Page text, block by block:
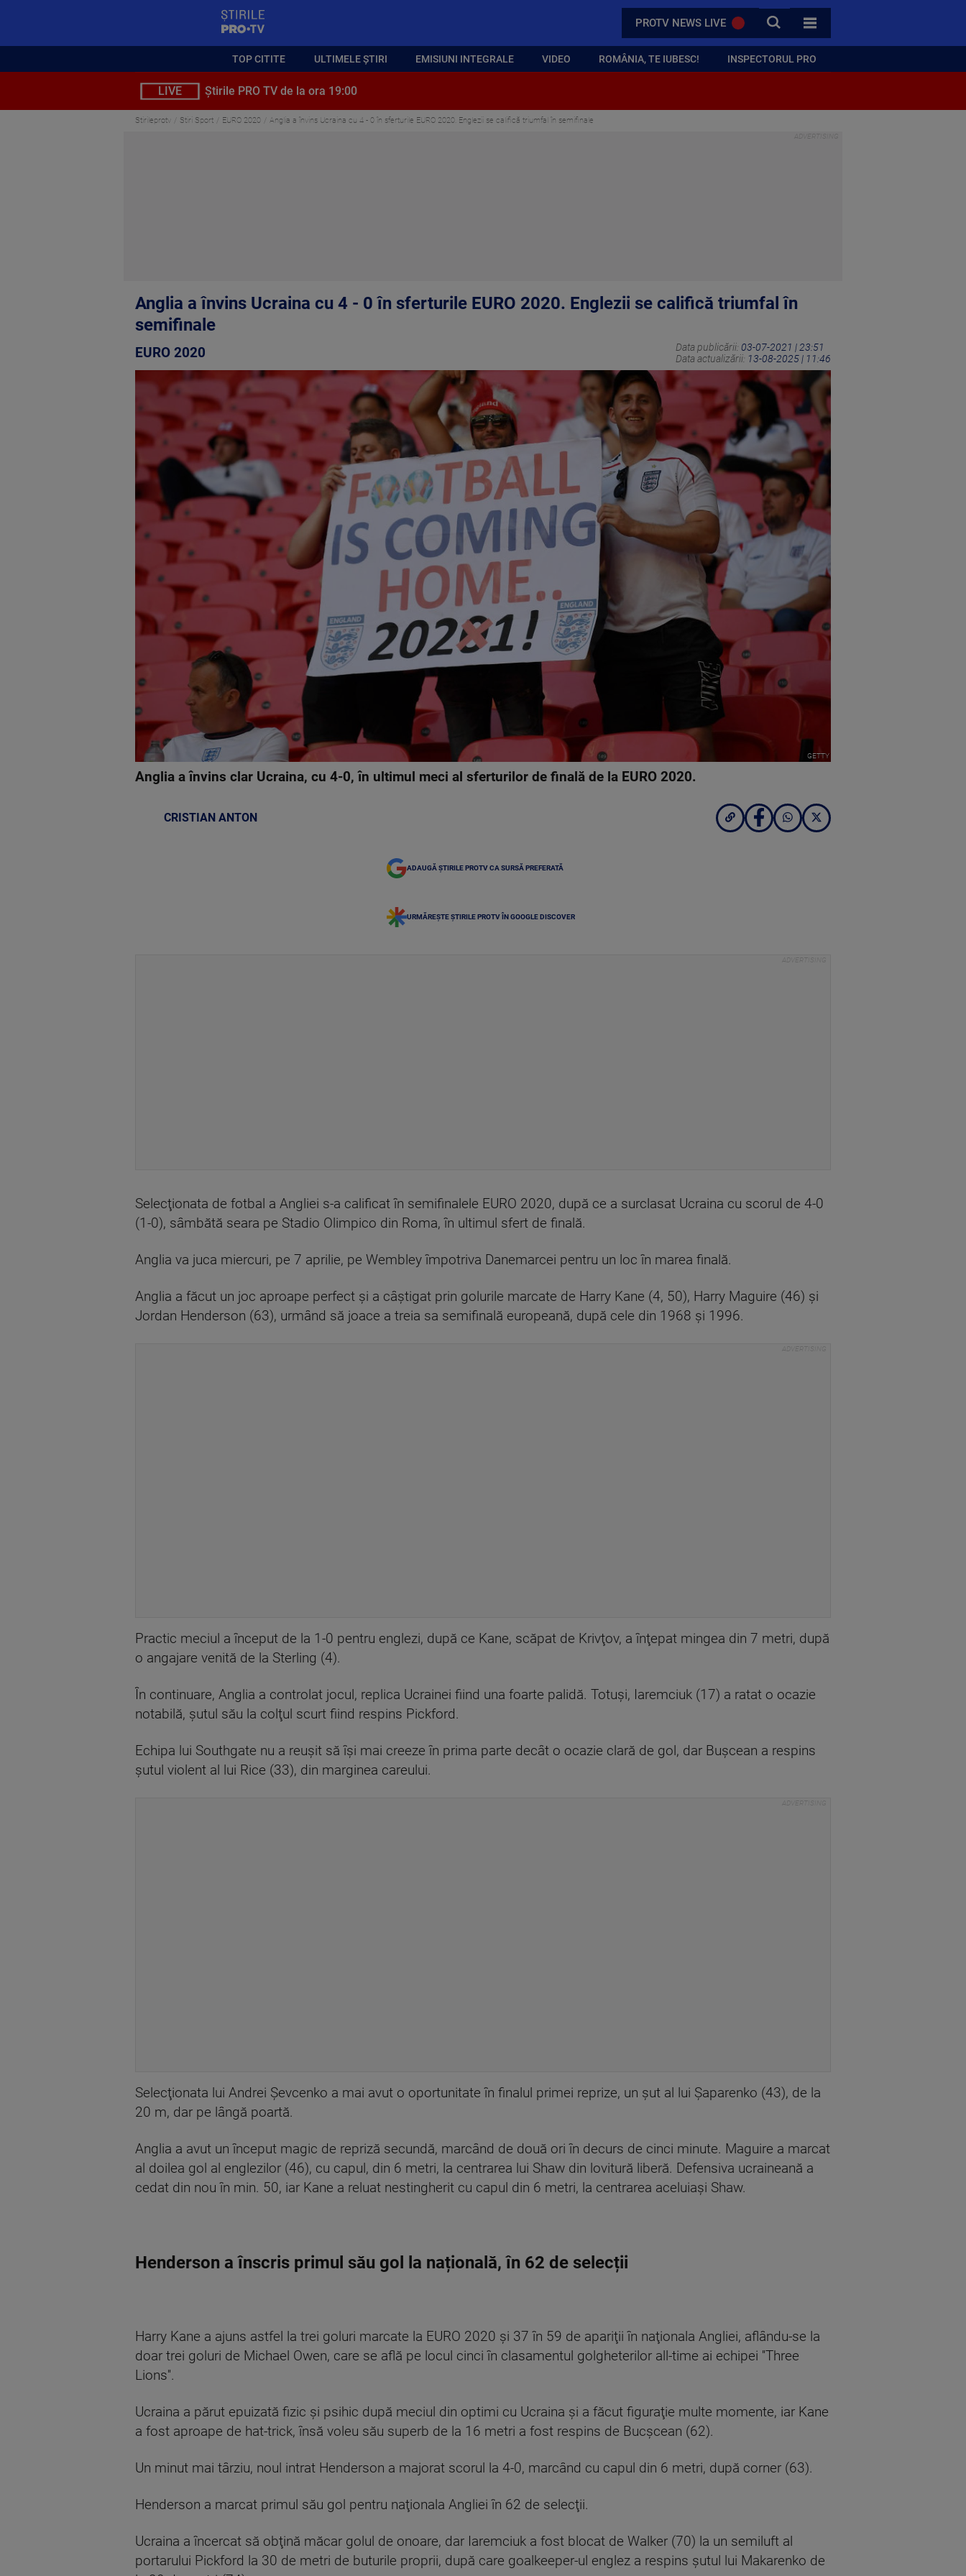
PROTV NEWS LIVE CAUTA
TOATE CATEGORIILE
TOP CITITE ULTIMELE ȘTIRI EMISIUNI INTEGRALE VIDEO ROMÂNIA, TE IUBESC! INSPECTORUL PRO
LIVE Știrile PRO TV de la ora 19:00
Stirileprotv Stiri Sport EURO 2020 Anglia a învins Ucraina cu 4 - 0 în sferturile EURO 2020. Englezii se califică triumfal în semifinale
Anglia a învins Ucraina cu 4 - 0 în sferturile EURO 2020. Englezii se califică triumfal în
semifinale
EURO 2020 Data publicării: 03-07-2021 | 23:51
Data actualizării: 13-08-2025 | 11:46
GETTY
Anglia a învins clar Ucraina, cu 4-0, în ultimul meci al sferturilor de finală de la EURO 2020.
CRISTIAN ANTON
ADAUGĂ ȘTIRILE PROTV CA SURSĂ PREFERATĂ
URMĂREȘTE ȘTIRILE PROTV ÎN GOOGLE DISCOVER
Selecţionata de fotbal a Angliei s-a calificat în semifinalele EURO 2020, după ce a surclasat Ucraina cu scorul de 4-0
(1-0), sâmbătă seara pe Stadio Olimpico din Roma, în ultimul sfert de finală.
Anglia va juca miercuri, pe 7 aprilie, pe Wembley împotriva Danemarcei pentru un loc în marea finală.
Anglia a făcut un joc aproape perfect şi a câştigat prin golurile marcate de Harry Kane (4, 50), Harry Maguire (46) şi
Jordan Henderson (63), urmând să joace a treia sa semifinală europeană, după cele din 1968 şi 1996.
Practic meciul a început de la 1-0 pentru englezi, după ce Kane, scăpat de Krivţov, a înţepat mingea din 7 metri, după
o angajare venită de la Sterling (4).
În continuare, Anglia a controlat jocul, replica Ucrainei fiind una foarte palidă. Totuşi, Iaremciuk (17) a ratat o ocazie
notabilă, şutul său la colţul scurt fiind respins Pickford.
Echipa lui Southgate nu a reuşit să îşi mai creeze în prima parte decât o ocazie clară de gol, dar Buşcean a respins
şutul violent al lui Rice (33), din marginea careului.
Selecţionata lui Andrei Şevcenko a mai avut o oportunitate în finalul primei reprize, un şut al lui Şaparenko (43), de la
20 m, dar pe lângă poartă.
Anglia a avut un început magic de repriză secundă, marcând de două ori în decurs de cinci minute. Maguire a marcat
al doilea gol al englezilor (46), cu capul, din 6 metri, la centrarea lui Shaw din lovitură liberă. Defensiva ucraineană a
cedat din nou în min. 50, iar Kane a reluat nestingherit cu capul din 6 metri, la centrarea aceluiaşi Shaw.
Henderson a înscris primul său gol la națională, în 62 de selecții
Harry Kane a ajuns astfel la trei goluri marcate la EURO 2020 şi 37 în 59 de apariţii în naţionala Angliei, aflându-se la
doar trei goluri de Michael Owen, care se află pe locul cinci în clasamentul golgheterilor all-time ai echipei ''Three
Lions''.
Ucraina a părut epuizată fizic şi psihic după meciul din optimi cu Ucraina şi a făcut figuraţie multe momente, iar Kane
a fost aproape de hat-trick, însă voleu său superb de la 16 metri a fost respins de Bucşcean (62).
Un minut mai târziu, noul intrat Henderson a majorat scorul la 4-0, marcând cu capul din 6 metri, după corner (63).
Henderson a marcat primul său gol pentru naţionala Angliei în 62 de selecţii.
Ucraina a încercat să obţină măcar golul de onoare, dar Iaremciuk a fost blocat de Walker (70) la un semiluft al
portarului Pickford la 30 de metri de buturile proprii, după care goalkeeper-ul englez a respins şutul lui Makarenko de